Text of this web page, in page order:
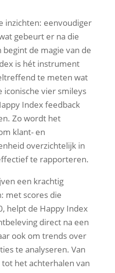
inzichten: eenvoudiger
gebeurt er na die
begint de magie van de
is hét instrument
te meten wat
iconische vier smileys
Index feedback
Zo wordt het
klant- en
overzichtelijk in
te rapporteren.
een krachtig
met scores die
helpt de Happy Index
direct na een
ook om trends over
te analyseren. Van
het achterhalen van